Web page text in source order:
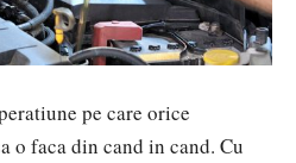
pe care orice
o faca din cand in cand. Cu